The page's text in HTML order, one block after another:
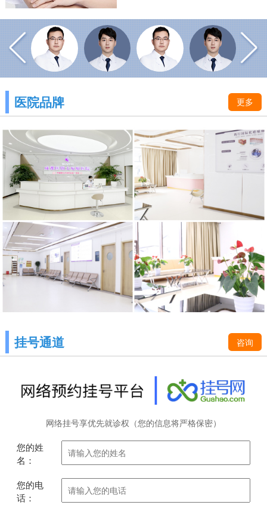
医院品牌 更多
挂号通道 咨询
网络挂号享优先就诊权（您的信息将严格保密）
您的姓
名：
您的电
话：